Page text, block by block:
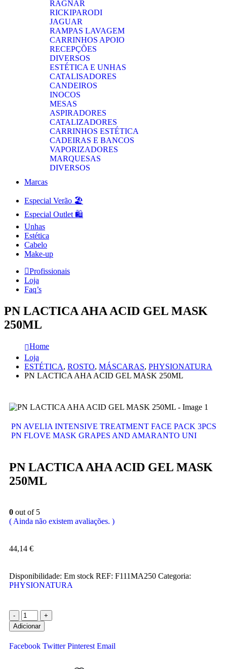
RAGNAR
RICKIPARODI
JAGUAR
RAMPAS LAVAGEM
CARRINHOS APOIO
RECEPÇÕES
DIVERSOS
ESTÉTICA E UNHAS
CATALISADORES
CANDEIROS
INOCOS
MESAS
ASPIRADORES
CATALIZADORES
CARRINHOS ESTÉTICA
CADEIRAS E BANCOS
VAPORIZADORES
MARQUESAS
DIVERSOS
Marcas
Especial Verão 🏖️
Especial Outlet 🛍️
Unhas
Estética
Cabelo
Make-up
Profissionais
Loja
Faq’s
PN LACTICA AHA ACID GEL MASK
250ML
Home
Loja
ESTÉTICA, ROSTO, MÁSCARAS, PHYSIONATURA
PN LACTICA AHA ACID GEL MASK 250ML
PN AVELIA INTENSIVE TREATMENT FACE PACK 3PCS
PN FLOVE MASK GRAPES AND AMARANTO UNI
PN LACTICA AHA ACID GEL MASK
250ML
0 out of 5
( Ainda não existem avaliações. )
44,14 €
Disponibilidade: Em stock REF: F111MA250 Categoria:
PHYSIONATURA
-
+
Adicionar
Facebook Twitter Pinterest Email